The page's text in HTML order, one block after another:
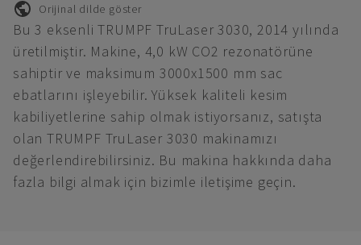
Orijinal dilde göster
Bu 3 eksenli TRUMPF TruLaser 3030, 2014 yılında
üretilmiştir. Makine, 4,0 kW CO2 rezonatörüne
sahiptir ve maksimum 3000x1500 mm sac
ebatlarını işleyebilir. Yüksek kaliteli kesim
kabiliyetlerine sahip olmak istiyorsanız, satışta
olan TRUMPF TruLaser 3030 makinamızı
değerlendirebilirsiniz. Bu makina hakkında daha
fazla bilgi almak için bizimle iletişime geçin.